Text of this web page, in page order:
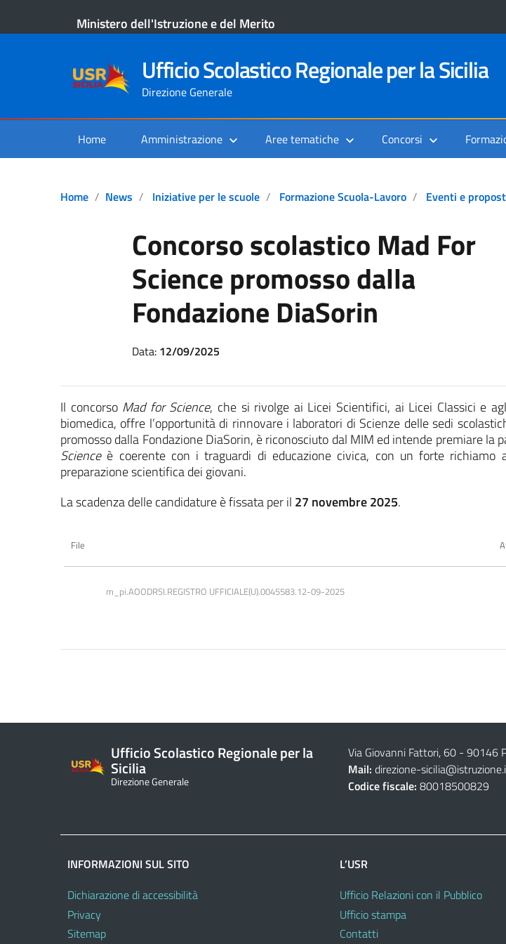
Ministero dell'Istruzione e del Merito
Ufficio Scolastico Regionale per la Sicilia
Direzione Generale
Home Amministrazione Aree tematiche Concorsi
Home News Iniziative per le scuole Formazione Scuola-Lavoro Eventi e
Concorso scolastico Mad For
Science promosso dalla
Fondazione DiaSorin
Data: 12/09/2025
Il concorso Mad for Science, che si rivolge ai Licei Scientifici, ai Licei Classici e
biomedica, offre l’opportunità di rinnovare i laboratori di Scienze delle sedi
promosso dalla Fondazione DiaSorin, è riconosciuto dal MIM ed intende premiare la
Science è coerente con i traguardi di educazione civica, con un forte richiamo
preparazione scientifica dei giovani.
La scadenza delle candidature è fissata per il 27 novembre 2025.
File
m_pi.AOODRSI.REGISTRO UFFICIALE(U).0045583.12-09-2025
Ufficio Scolastico Regionale per la
Sicilia
Direzione Generale
Via Giovanni Fattori, 60 - 90146
Mail: direzione-
Codice fiscale: 80018500829
INFORMAZIONI SUL SITO
Dichiarazione di accessibilità
Privacy
Sitemap
L’USR
Ufficio Relazioni con il Pubblico
Ufficio stampa
Contatti